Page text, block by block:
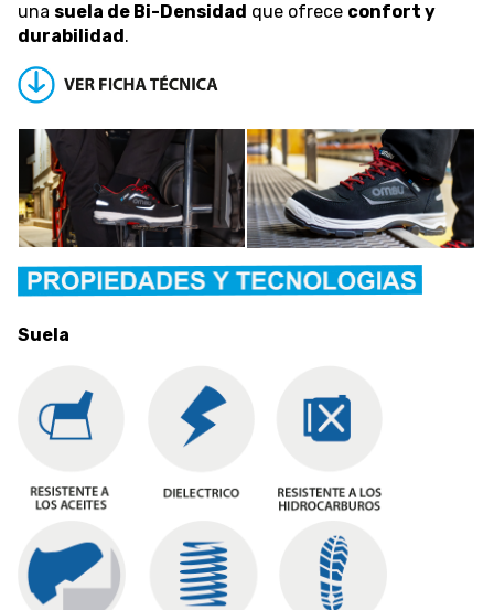
una suela de Bi-Densidad que ofrece confort y
durabilidad.
Suela